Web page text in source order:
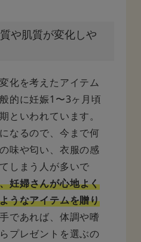
や肌質が変化しや
化を考えたアイテム
的に妊娠1〜3ヶ月頃
といわれています。
なるので、今まで何
味や匂い、衣服の感
しまう人が多いで
妊婦さんが心地よく
うなアイテムを贈り
であれば、体調や嗜
プレゼントを選ぶの